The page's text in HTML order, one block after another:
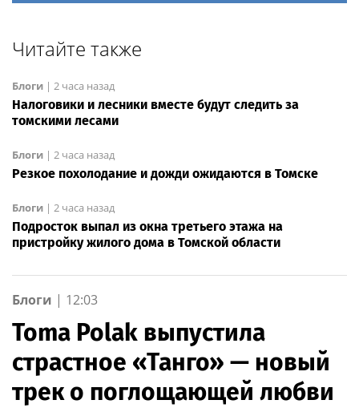
Читайте также
Блоги | 2 часа назад
Налоговики и лесники вместе будут следить за
томскими лесами
Блоги | 2 часа назад
Резкое похолодание и дожди ожидаются в Томске
Блоги | 2 часа назад
Подросток выпал из окна третьего этажа на
пристройку жилого дома в Томской области
Блоги | 12:03
Toma Polak выпустила
страстное «Танго» — новый
трек о поглощающей любви